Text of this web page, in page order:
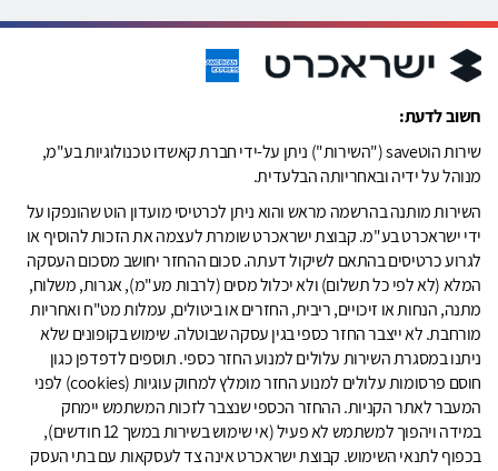
חשוב לדעת:
שירות הוטsave ("השירות") ניתן על-ידי חברת קאשדו טכנולוגיות בע"מ,
מנוהל על ידיה ובאחריותה הבלעדית.
השירות מותנה בהרשמה מראש והוא ניתן לכרטיסי מועדון הוט שהונפקו על
ידי ישראכרט בע"מ. קבוצת ישראכרט שומרת לעצמה את הזכות להוסיף או
לגרוע כרטיסים בהתאם לשיקול דעתה. סכום ההחזר יחושב מסכום העסקה
המלא (לא לפי כל תשלום) ולא יכלול מסים (לרבות מע"מ), אגרות, משלוח,
מתנה, הנחות או זיכויים, ריבית, החזרים או ביטולים, עמלות מט"ח ואחריות
מורחבת. לא ייצבר החזר כספי בגין עסקה שבוטלה. שימוש בקופונים שלא
ניתנו במסגרת השירות עלולים למנוע החזר כספי. תוספים לדפדפן כגון
חוסם פרסומות עלולים למנוע החזר מומלץ למחוק עוגיות (cookies) לפני
המעבר לאתר הקניות. ההחזר הכספי שנצבר לזכות המשתמש יימחק
במידה ויהפוך למשתמש לא פעיל (אי שימוש בשירות במשך 12 חודשים),
בכפוף לתנאי השימוש. קבוצת ישראכרט אינה צד לעסקאות עם בתי העסק